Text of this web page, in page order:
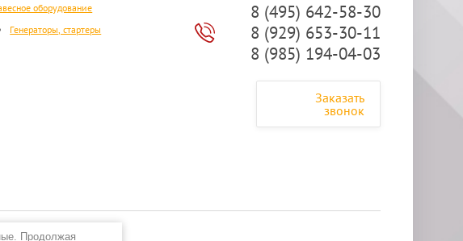
оборудование
Генераторы, стартеры
8 (495) 642-58-30
8 (929) 653-30-11
8 (985) 194-04-03
Заказать
звонок
Продолжая